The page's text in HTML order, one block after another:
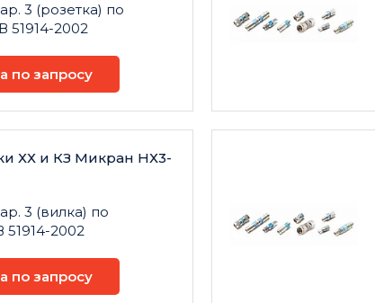
3 (розетка) по
51914-2002
по запросу
ХХ и КЗ Микран НХ3-
3 (вилка) по
2002
по запросу